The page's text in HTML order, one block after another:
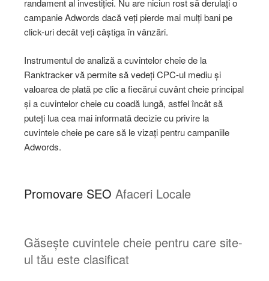
randament al investiției. Nu are niciun rost să derulați o
campanie Adwords dacă veți pierde mai mulți bani pe
click-uri decât veți câștiga în vânzări.
Instrumentul de analiză a cuvintelor cheie de la
Ranktracker vă permite să vedeți CPC-ul mediu și
valoarea de plată pe clic a fiecărui cuvânt cheie principal
și a cuvintelor cheie cu coadă lungă, astfel încât să
puteți lua cea mai informată decizie cu privire la
cuvintele cheie pe care să le vizați pentru campaniile
Adwords.
Promovare SEO Afaceri Locale
Găsește cuvintele cheie pentru care site-
ul tău este clasificat